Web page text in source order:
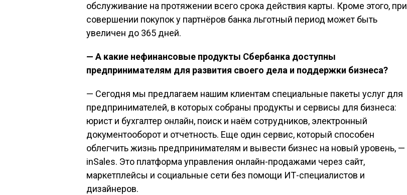
обслуживание на протяжении всего срока действия карты. Кроме этого, при
совершении покупок у партнёров банка льготный период может быть
увеличен до 365 дней.
— А какие нефинансовые продукты Сбербанка доступны
предпринимателям для развития своего дела и поддержки бизнеса?
— Сегодня мы предлагаем нашим клиентам специальные пакеты услуг для
предпринимателей, в которых собраны продукты и сервисы для бизнеса:
юрист и бухгалтер онлайн, поиск и наём сотрудников, электронный
документооборот и отчетность. Еще один сервис, который способен
облегчить жизнь предпринимателям и вывести бизнес на новый уровень, —
inSales. Это платформа управления онлайн-продажами через сайт,
маркетплейсы и социальные сети без помощи ИТ-специалистов и
дизайнеров.